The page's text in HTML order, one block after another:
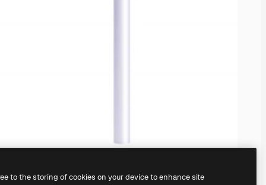
to the storing of cookies on your device to enhance site